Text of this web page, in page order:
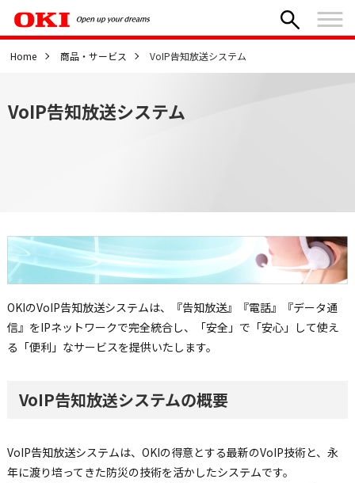
Home 商品・サービス VoIP告知放送システム
VoIP告知放送システム
OKIのVoIP告知放送システムは、『告知放送』『電話』『データ通
信』をIPネットワークで完全統合し、「安全」で「安心」して使え
る「便利」なサービスを提供いたします。
VoIP告知放送システムの概要
VoIP告知放送システムは、OKIの得意とする最新のVoIP技術と、永
年に渡り培ってきた防災の技術を活かしたシステムです。